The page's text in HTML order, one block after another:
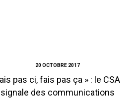
20 OCTOBRE 2017
pas ci, fais pas ça » : le CSA
signale des communications